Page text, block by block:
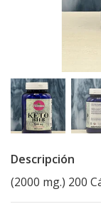
Descripción
(2000 mg.) 200